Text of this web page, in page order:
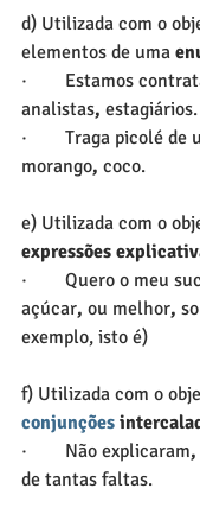
d) Utilizada com o
elementos de uma
·        Estamos
analistas, estagiários.
·        Traga picolé de
morango, coco.
e) Utilizada com o
expressões
·        Quero o meu
açúcar, ou melhor,
exemplo, isto é)
f) Utilizada com o
conjunções
·        Não explicaram,
de tantas faltas.